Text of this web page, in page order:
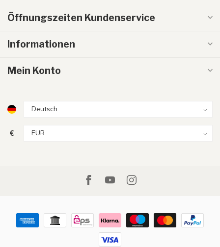
Öffnungszeiten Kundenservice
Informationen
Mein Konto
€